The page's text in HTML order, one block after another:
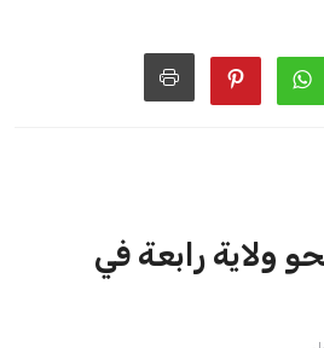
جديدة، خصوصًا في ظل غياب
الأسرة الكروية الدولية. هذا يعزز